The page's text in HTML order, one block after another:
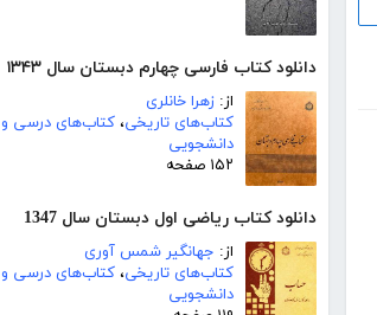
دانلود کتاب فارسی چهارم دبستان سال ۱۳۴۳
از: زهرا خانلری
کتاب‌های تاریخی، کتاب‌های درسی و
دانشجویی
۱۵۲ صفحه
دانلود کتاب ریاضی اول دبستان سال 1347
از: جهانگیر شمس آوری
کتاب‌های تاریخی، کتاب‌های درسی و
دانشجویی